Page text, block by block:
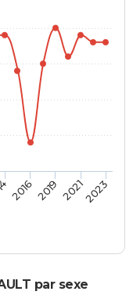
2016 2019 20212023
par sexe